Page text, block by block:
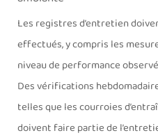
Les registres d’entretien
effectués, y compris les
niveau de performance
Des vérifications
telles que les courroies
doivent faire partie de